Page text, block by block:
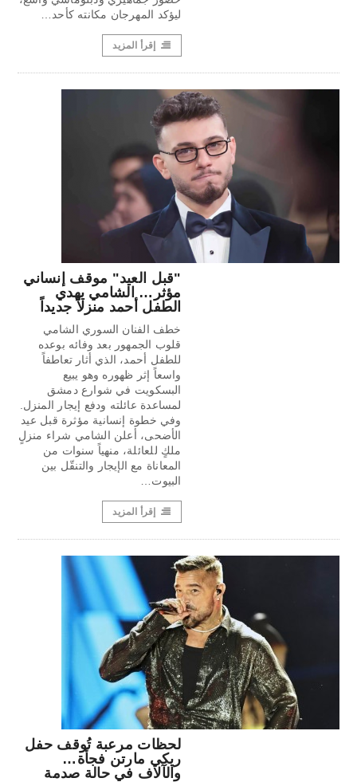
ليؤكد المهرجان مكانته كأحد…
إقرأ المزيد
"قبل العيد" موقف إنساني
مؤثر… الشامي يهدي
الطفل أحمد منزلاً جديداً
خطف الفنان السوري الشامي
قلوب الجمهور بعد وفائه بوعده
للطفل أحمد، الذي أثار تعاطفاً
واسعاً إثر ظهوره وهو يبيع
البسكويت في شوارع دمشق
لمساعدة عائلته ودفع إيجار المنزل.
وفي خطوة إنسانية مؤثرة قبل عيد
الأضحى، أعلن الشامي شراء منزلٍ
ملكٍ للعائلة، منهياً سنوات من
المعاناة مع الإيجار والتنقّل بين
البيوت…
إقرأ المزيد
لحظات مرعبة تُوقف حفل
ريكي مارتن فجأة…
والآلاف في حالة صدمة